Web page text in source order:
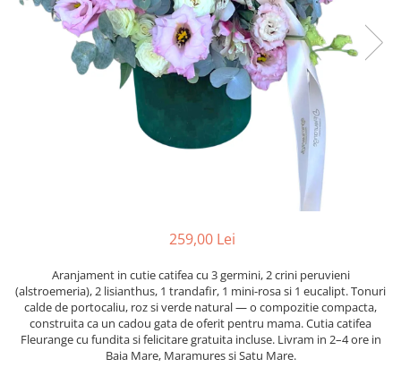
259,00 Lei
Aranjament in cutie catifea cu 3 germini, 2 crini peruvieni
(alstroemeria), 2 lisianthus, 1 trandafir, 1 mini-rosa si 1 eucalipt. Tonuri
calde de portocaliu, roz si verde natural — o compozitie compacta,
construita ca un cadou gata de oferit pentru mama. Cutia catifea
Fleurange cu fundita si felicitare gratuita incluse. Livram in 2–4 ore in
Baia Mare, Maramures si Satu Mare.